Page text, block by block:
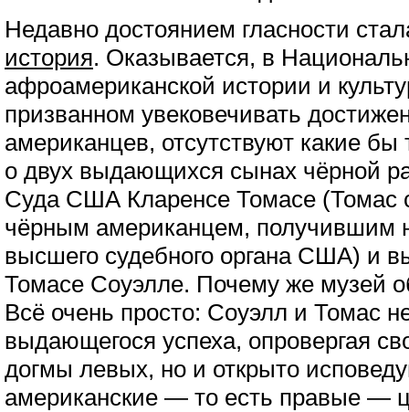
Недавно достоянием гласности
история. Оказывается, в
афроамериканской истории и
призванном увековечивать
американцев, отсутствуют какие
о двух выдающихся сынах чёрной
Суда США Кларенсе Томасе (Томас
чёрным американцем, получившим
высшего судебного органа США) и
Томасе Соуэлле. Почему же музей
Всё очень просто: Соуэлл и Томас
выдающегося успеха, опровергая
догмы левых, но и открыто
американские — то есть правые —